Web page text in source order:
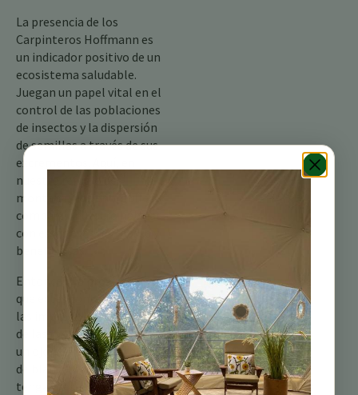
La presencia de los
Carpinteros Hoffmann es
un indicador positivo de un
ecosistema saludable.
Juegan un papel vital en el
control de las poblaciones
de insectos y la dispersión
de semillas a través de sus
excrementos. Aquí, en
nuestro refugio de
montaña, nos enorgullece
compartir nuestro hábitat
con estas aves hermosas y
beneficiosas.
Entonces, la próxima vez
que estés contemplando
las impresionantes vistas
de las montañas, mantén
un ojo atento al destello
de blanco y negro. Quizás
tengas la suerte de ver a